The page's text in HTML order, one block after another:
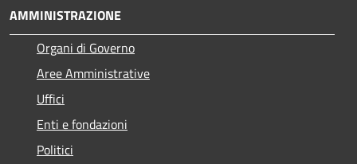
AMMINISTRAZIONE
Organi di Governo
Aree Amministrative
Uffici
Enti e fondazioni
Politici